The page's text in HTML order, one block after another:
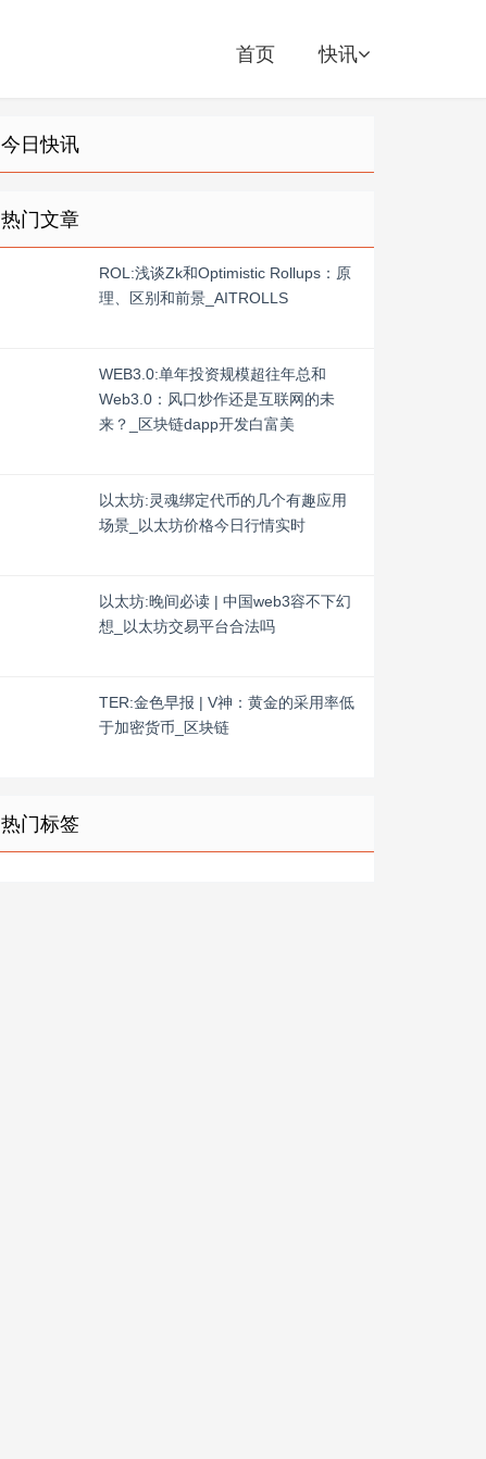
首页 快讯
今日快讯
热门文章
ROL:浅谈Zk和Optimistic Rollups：原
理、区别和前景_AITROLLS
WEB3.0:单年投资规模超往年总和
Web3.0：风口炒作还是互联网的未
来？_区块链dapp开发白富美
以太坊:灵魂绑定代币的几个有趣应用
场景_以太坊价格今日行情实时
以太坊:晚间必读 | 中国web3容不下幻
想_以太坊交易平台合法吗
TER:金色早报 | V神：黄金的采用率低
于加密货币_区块链
热门标签